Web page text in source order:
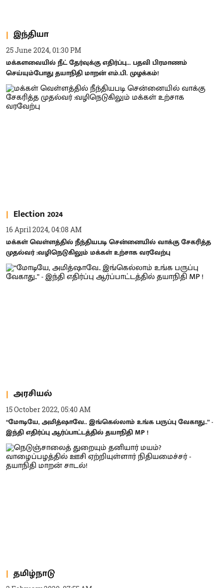
இந்தியா
25 June 2024, 01:30 PM
மக்களவையில் நீட் தேர்வுக்கு எதிர்ப்பு... பதவி பிரமாணம்
செய்யும்போது தயாநிதி மாறன் எம்.பி. முழக்கம்!
Election 2024
16 April 2024, 04:08 AM
மக்கள் வெள்ளத்தில் நீந்தியபடி சென்னையில் வாக்கு சேகரித்த
முதல்வர் :வழிநெடுகிலும் மக்கள் உற்சாக வரவேற்பு
அரசியல்
15 October 2022, 05:40 AM
“மோடியே, அமித்ஷாவே.. இங்கெல்லாம் உங்க பருப்பு வேகாது..” -
இந்தி எதிர்ப்பு ஆர்ப்பாட்டத்தில் தயாநிதி MP !
தமிழ்நாடு